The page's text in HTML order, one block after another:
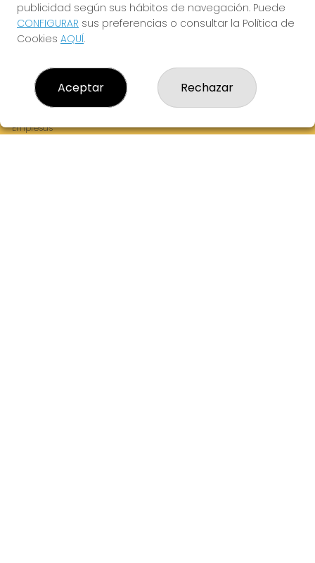
¿Quiénes somos?
Comprar lotería
Resultados
Empresas
publicidad según sus hábitos de navegación. Puede
CONFIGURAR sus preferencias o consultar la Política de
Cookies AQUÍ.
Aceptar Rechazar